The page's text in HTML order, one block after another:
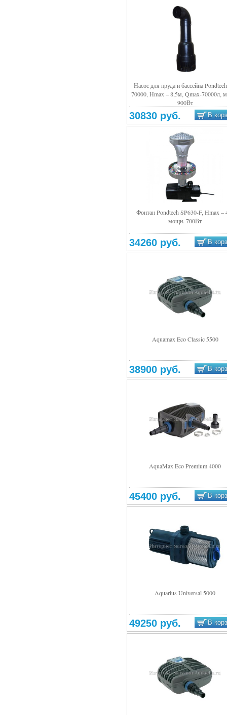
Подробнее
Насос для пруда и бассейна
70000, Hmax – 8,5м, Qmax-70000л,
900Вт
30830 руб. В
Фонтан Pondtech SP630-F, Hmax –
мощн. 700Вт
34260 руб. В
Aquamax Eco Classic 5500
38900 руб. В
AquaMax Eco Premium 4000
45400 руб. В
Aquarius Universal 5000
49250 руб. В